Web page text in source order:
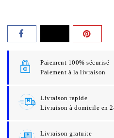
Paiement 100% sécurisé
Paiement à la livraison
Livraison rapide
Livraison à domicile en
Livraison gratuite